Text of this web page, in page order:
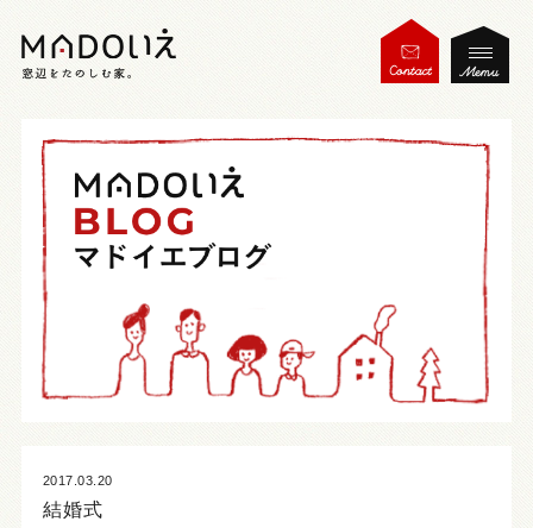
2017.03.20
結婚式